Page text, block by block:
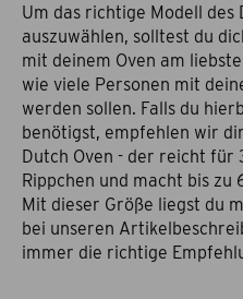
Um das richtige Modell des
auszuwählen, solltest du
mit deinem Oven am
wie viele Personen mit
werden sollen. Falls du
benötigst, empfehlen wir
Dutch Oven - der reicht für
Rippchen und macht bis zu
Mit dieser Größe liegst du
bei unseren
immer die richtige